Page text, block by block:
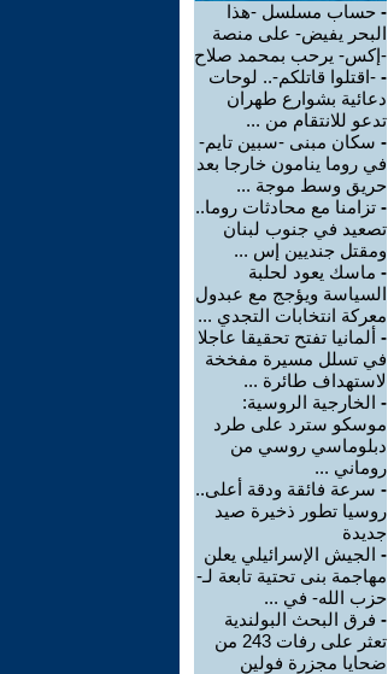
- حساب مسلسل -هذا
البحر يفيض- على منصة
-إكس- يرحب بمحمد صلاح
- -اقتلوا قاتلكم-.. لوحات
دعائية بشوارع طهران
تدعو للانتقام من ...
- سكان مبنى -سبين تايم-
في روما ينامون خارجا بعد
حريق وسط موجة ...
- تزامنا مع محادثات روما..
تصعيد في جنوب لبنان
ومقتل جنديين إس ...
- ماسك يعود لحلبة
السياسة ويؤجج مع عبدول
معركة انتخابات التجدي ...
- ألمانيا تفتح تحقيقا عاجلا
في تسلل مسيرة مفخخة
لاستهداف طائرة ...
- الخارجية الروسية:
موسكو سترد على طرد
دبلوماسي روسي من
روماني ...
- سرعة فائقة ودقة أعلى..
روسيا تطور ذخيرة صيد
جديدة
- الجيش الإسرائيلي يعلن
مهاجمة بنى تحتية تابعة لـ-
حزب الله- في ...
- فرق البحث البولندية
تعثر على رفات 243 من
ضحايا مجزرة فولين